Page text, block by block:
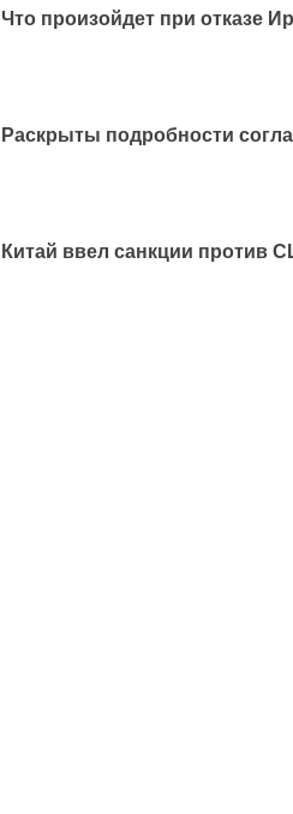
Что произойдет при отказе
Раскрыты подробности
Китай ввел санкции против